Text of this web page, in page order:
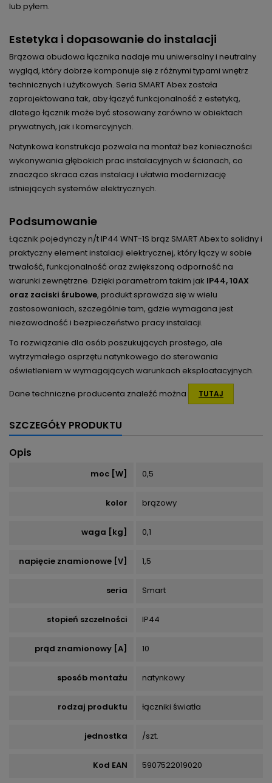
lub pyłem.
Estetyka i dopasowanie do instalacji
Brązowa obudowa łącznika nadaje mu uniwersalny i neutralny
wygląd, który dobrze komponuje się z różnymi typami wnętrz
technicznych i użytkowych. Seria SMART Abex została
zaprojektowana tak, aby łączyć funkcjonalność z estetyką,
dlatego łącznik może być stosowany zarówno w obiektach
prywatnych, jak i komercyjnych.
Natynkowa konstrukcja pozwala na montaż bez konieczności
wykonywania głębokich prac instalacyjnych w ścianach, co
znacząco skraca czas instalacji i ułatwia modernizację
istniejących systemów elektrycznych.
Podsumowanie
Łącznik pojedynczy n/t IP44 WNT-1S brąz SMART Abex to solidny i
praktyczny element instalacji elektrycznej, który łączy w sobie
trwałość, funkcjonalność oraz zwiększoną odporność na
warunki zewnętrzne. Dzięki parametrom takim jak IP44, 10AX
oraz zaciski śrubowe, produkt sprawdza się w wielu
zastosowaniach, szczególnie tam, gdzie wymagana jest
niezawodność i bezpieczeństwo pracy instalacji.
To rozwiązanie dla osób poszukujących prostego, ale
wytrzymałego osprzętu natynkowego do sterowania
oświetleniem w wymagających warunkach eksploatacyjnych.
Dane techniczne producenta znaleźć można
TUTAJ
SZCZEGÓŁY PRODUKTU
Opis
moc [W] 0,5
kolor brązowy
waga [kg] 0,1
napięcie znamionowe [V] 1,5
seria Smart
stopień szczelności IP44
prąd znamionowy [A] 10
sposób montażu natynkowy
rodzaj produktu łączniki światła
jednostka /szt.
Kod EAN 5907522019020